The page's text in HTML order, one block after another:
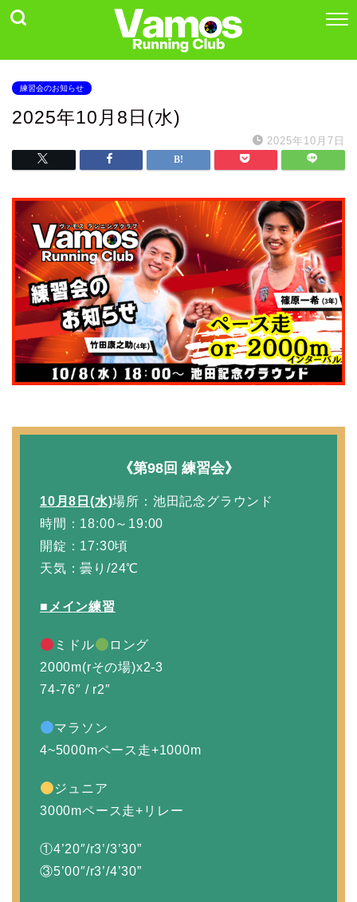
練習会のお知らせ
2025年10月8日(水)
2025年10月7日
《第98回 練習会》
10月8 日(水)場所：池田記念グラウンド
時間：18:00～19:00
開錠：17:30頃
天気：曇り/24℃
■メイン練習
ミドル
ロング
2000m(rその場)x2-3
74-76″ / r2″
マラソン
4~5000mペース走+1000m
ジュニア
3000mペース走+リレー
①4’20″/r3’/3’30”
③5’00″/r3’/4’30”